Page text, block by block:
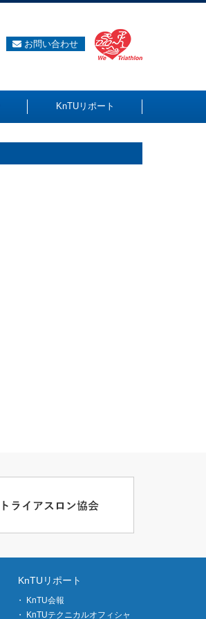
お問い合わせ
KnTUリポート
KnTUリポート
KnTU会報
KnTUテクニカルオフィシャ